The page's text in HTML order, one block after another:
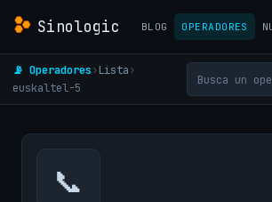
Sinologic BLOG OPERADORES
📡 Operadores› Lista›
euskaltel-5
📞